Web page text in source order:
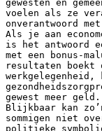
gewesten en
voelen als ze
onverantwoord
Als je aan
is het antwoord
met een bonus-
resultaten boekt
gewest meer geld.
Blijkbaar kan
sommigen niet
politieke